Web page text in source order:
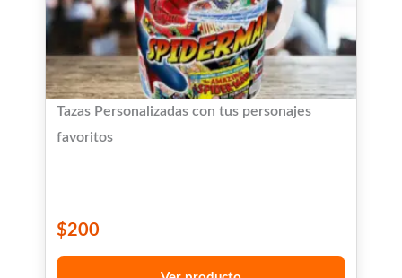
Tazas Personalizadas con tus personajes
favoritos
$200